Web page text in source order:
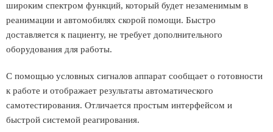
широким спектром функций, который будет незаменимым в
реанимации и автомобилях скорой помощи. Быстро
доставляется к пациенту, не требует дополнительного
оборудования для работы.
С помощью условных сигналов аппарат сообщает о готовности
к работе и отображает результаты автоматического
самотестирования. Отличается простым интерфейсом и
быстрой системой реагирования.